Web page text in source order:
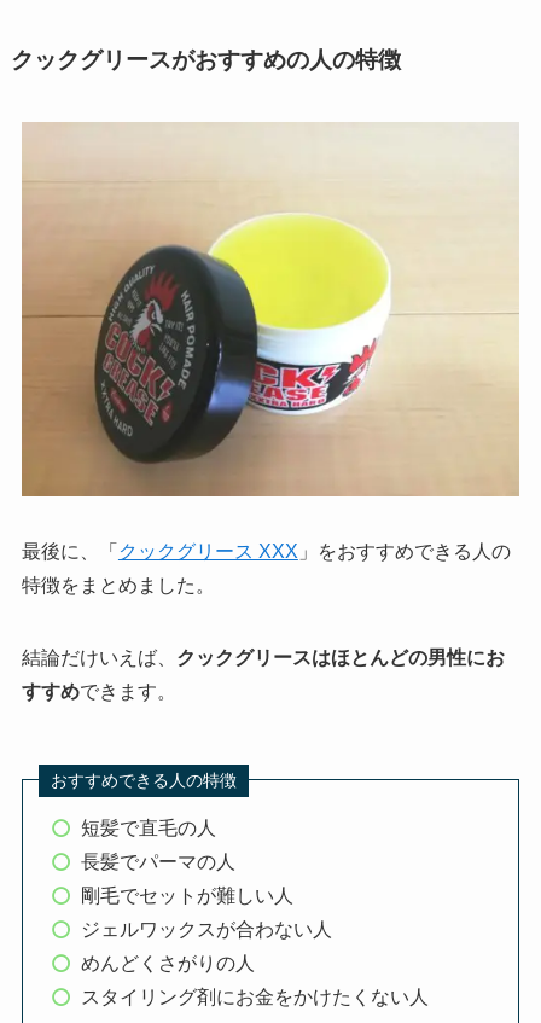
クックグリースがおすすめの人の特徴
最後に、「 クックグリース XXX 」をおすすめできる人の
特徴をまとめました。
結論だけいえば、 クックグリースはほとんどの男性にお
すすめできます。
おすすめできる人の特徴
短髪で直毛の人
長髪でパーマの人
剛毛でセットが難しい人
ジェルワックスが合わない人
めんどくさがりの人
スタイリング剤にお金をかけたくない人